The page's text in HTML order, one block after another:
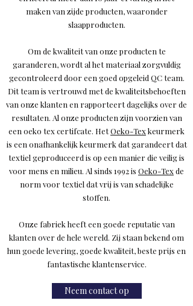
maken van zijde producten, waaronder
slaapproducten.
Om de kwaliteit van onze producten te
garanderen, wordt al het materiaal zorgvuldig
gecontroleerd door een goed opgeleid QC team.
Dit team is vertrouwd met de kwaliteitsbehoeften
van onze klanten en rapporteert dagelijks over de
resultaten. Al onze producten zijn voorzien van
een oeko tex certifcate. HetOeko-Texkeurmerk
is een onafhankelijk keurmerk dat garandeert dat
textiel geproduceerd is op een manier die veilig is
voor mens en milieu. Al sinds 1992 is Oeko-Texde
norm voor textiel dat vrij is van schadelijke
stoffen.
Onze fabriek heeft een goede reputatie van
klanten over de hele wereld. Zij staan bekend om
hun goede levering, goede kwaliteit, beste prijs en
fantastische klantenservice.
Neem contact op